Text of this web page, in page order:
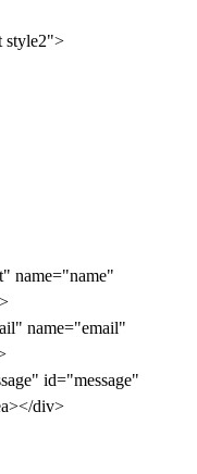
style2">
name="name"
name="email"
id="message"
div>